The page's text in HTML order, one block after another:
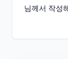
님께서 작성